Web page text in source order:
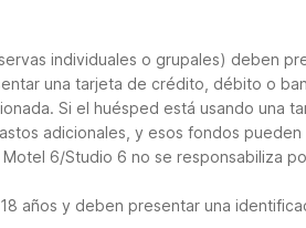
individuales o grupales) deben
una tarjeta de crédito, débito o
Si el huésped está usando una
adicionales, y esos fondos
6/Studio 6 no se responsabiliza
años y deben presentar una